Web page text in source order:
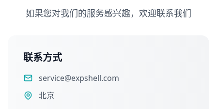
如果您对我们的服务感兴趣，欢迎联系我们
联系方式
service@expshell.com
北京